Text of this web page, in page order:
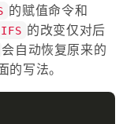
的赋值命令和
IFS 的改变仅对后
会自动恢复原来的
写法。